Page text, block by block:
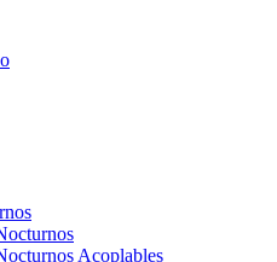
Acoplables